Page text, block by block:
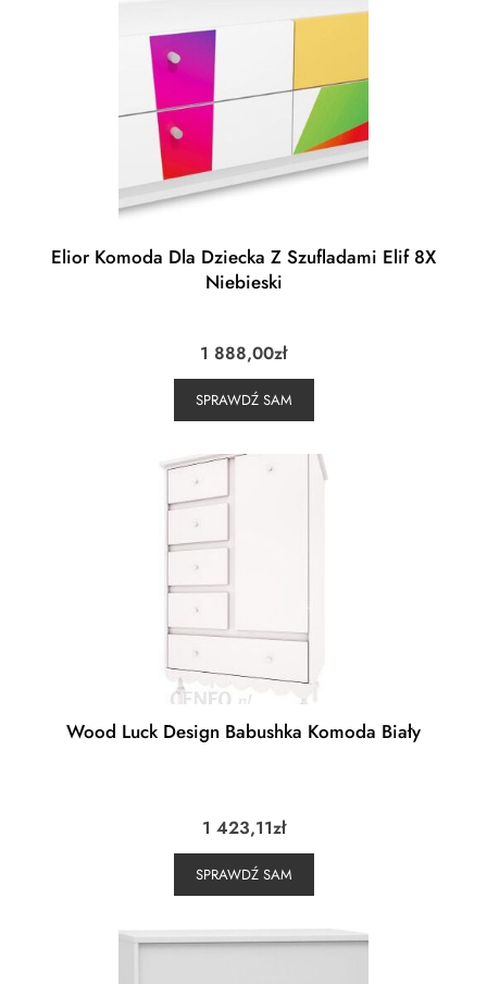
Elior Komoda Dla Dziecka Z Szufladami Elif 8X
Niebieski
1 888,00zł
SPRAWDŹ SAM
Wood Luck Design Babushka Komoda Biały
1 423,11zł
SPRAWDŹ SAM